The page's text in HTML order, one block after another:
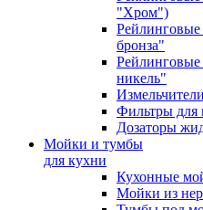
"Хром")
бронза"
никель"
Фильтры для
Дозаторы
Мойки и тумбы
для кухни
Кухонные
Мойки из